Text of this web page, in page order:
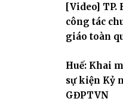
[Video] TP.
công tác
giáo toàn
Huế: Khai
sự kiện Kỷ
GĐPTVN